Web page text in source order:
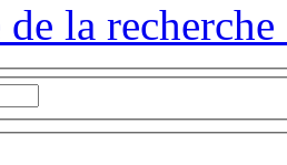
la